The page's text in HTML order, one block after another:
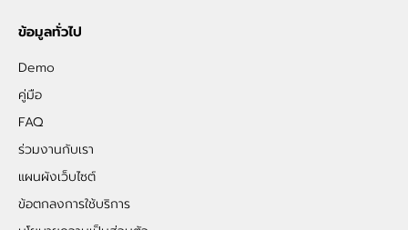
ข้อมูลทั่วไป
Demo
คู่มือ
FAQ
ร่วมงานกับเรา
แผนผังเว็บไซต์
ข้อตกลงการใช้บริการ